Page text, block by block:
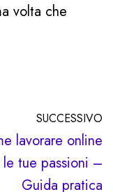
volta che
SUCCESSIVO
lavorare online
tue passioni –
Guida pratica